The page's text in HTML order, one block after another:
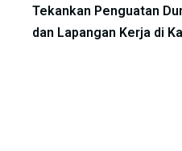
Tekankan Penguatan
dan Lapangan Kerja di